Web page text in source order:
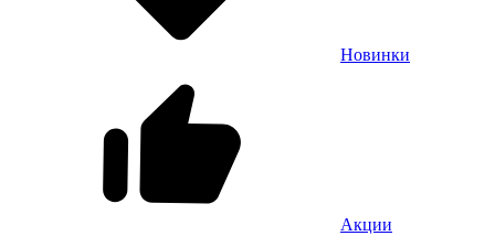
Новинки
Акции